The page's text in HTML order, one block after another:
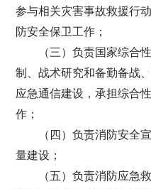
参与相关灾害事故救援行
防安全保卫工作；
（三）负责国家综合
制、战术研究和备勤备战
应急通信建设，承担综合
作；
（四）负责消防安全
量建设；
（五）负责消防应急